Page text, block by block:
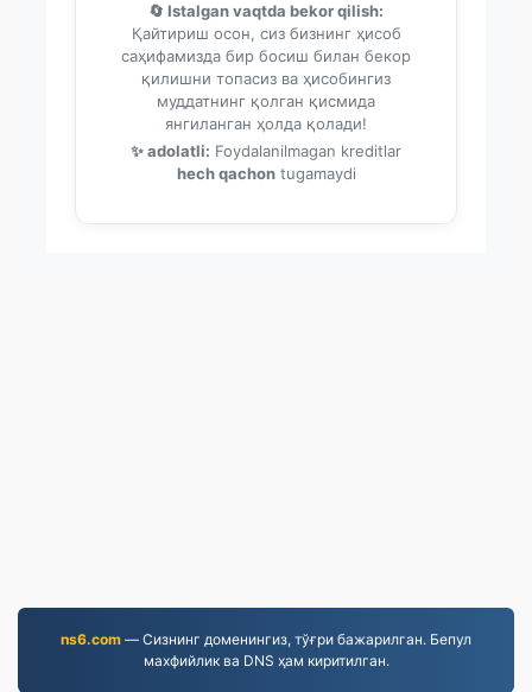
🔄 Istalgan vaqtda bekor qilish:
Қайтириш осон, сиз бизнинг ҳисоб
саҳифамизда бир босиш билан бекор
қилишни топасиз ва ҳисобингиз
муддатнинг қолган қисмида
янгиланган ҳолда қолади!
✨ adolatli: Foydalanilmagan kreditlar
hech qachontugamaydi
ns6.com — Сизнинг доменингиз, тўғри бажарилган. Бепул
махфийлик ва DNS ҳам киритилган.